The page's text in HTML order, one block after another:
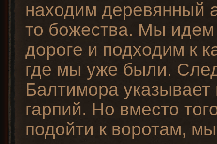
находим деревянный
то божества. Мы идем
дороге и подходим к
где мы уже были.
Балтимора
гарпий. Но вместо
подойти к воротам,